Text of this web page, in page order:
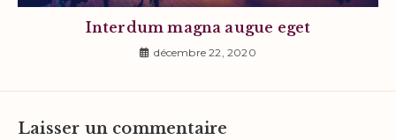
Interdum magna augue eget
décembre 22, 2020
Laisser un commentaire